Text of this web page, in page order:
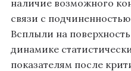
наличие возможного
связи с
Всплыли на
динамике
показателям после